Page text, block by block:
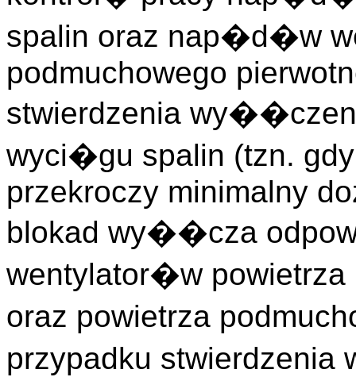
spalin oraz nap�d�w
podmuchowego
stwierdzenia
wyci�gu spalin (tzn.
przekroczy minimalny
blokad wy��cza
wentylator�w powietrza
oraz powietrza
przypadku